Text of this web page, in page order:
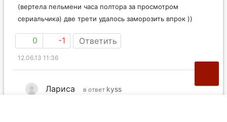
(вертела пельмени часа полтора за просмотром
сериальчика) две трети удалось заморозить впрок ))
0 -1 Ответить
12.06.13 11:36
Лариса в ответ kyss